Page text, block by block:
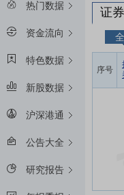
热门数据
资金流向
特色数据
新股数据
沪深港通
公告大全
研究报告
证
序号